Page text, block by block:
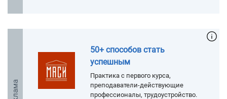
50+ способов стать
успешным
Практика с первого курса,
преподаватели-действующие
профессионалы, трудоустройство.